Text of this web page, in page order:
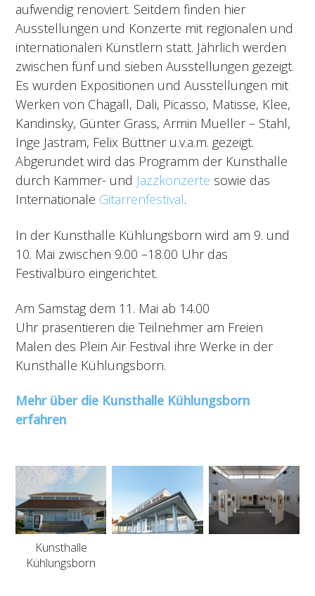
aufwendig renoviert. Seitdem finden hier
Ausstellungen und Konzerte mit regionalen und
internationalen Künstlern statt. Jährlich werden
zwischen fünf und sieben Ausstellungen gezeigt.
Es wurden Expositionen und Ausstellungen mit
Werken von Chagall, Dali, Picasso, Matisse, Klee,
Kandinsky, Günter Grass, Armin Mueller – Stahl,
Inge Jastram, Felix Büttner u.v.a.m. gezeigt.
Abgerundet wird das Programm der Kunsthalle
durch Kammer- und Jazzkonzerte sowie das
Internationale Gitarrenfestival.
In der Kunsthalle Kühlungsborn wird am 9. und
10. Mai zwischen 9.00 –18.00 Uhr das
Festivalbüro eingerichtet.
Am Samstag dem 11. Mai ab 14.00
Uhr präsentieren die Teilnehmer am Freien
Malen des Plein Air Festival ihre Werke in der
Kunsthalle Kühlungsborn.
Mehr über die Kunsthalle Kühlungsborn
erfahren
Kunsthalle
Kühlungsborn